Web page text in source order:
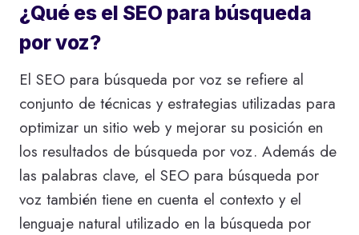
¿Qué es el SEO para búsqueda
por voz?
El SEO para búsqueda por voz se refiere al
conjunto de técnicas y estrategias utilizadas para
optimizar un sitio web y mejorar su posición en
los resultados de búsqueda por voz. Además de
las palabras clave, el SEO para búsqueda por
voz también tiene en cuenta el contexto y el
lenguaje natural utilizado en la búsqueda por